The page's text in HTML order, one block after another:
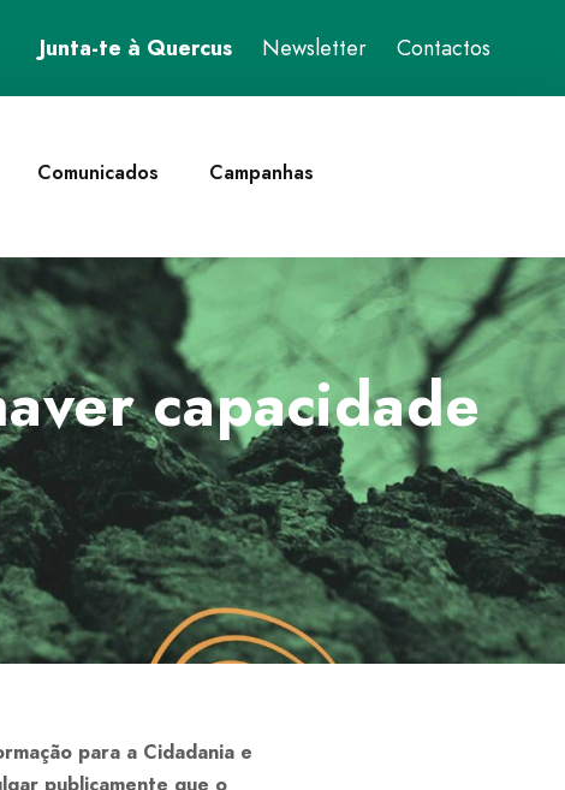
Junta-te à Quercus Newsletter Contactos
Comunicados Campanhas
capacidade
para a Cidadania e